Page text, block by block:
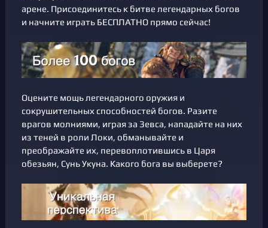
арене. Присоединитесь к битве легендарных богов
и начните играть БЕСПЛАТНО прямо сейчас!
Оцените мощь легендарного оружия и
сокрушительных способностей богов. Разите
врагов молниями, играя за Зевса, нападайте на них
из теней в роли Локи, обманывайте и
преображайте их, перевоплотившись в Царя
обезьян, Сунь Укуна. Какого бога вы выберете?